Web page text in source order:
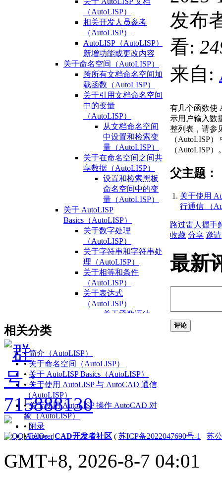
（AutoLISP）
相关开发人员参考
（AutoLISP）
AutoLISP（AutoLISP）
新增功能或更改内容
关于命名空间（AutoLISP）
跨所有文档命名空间加
载函数（AutoLISP）
关于引用文档命名空间
中的变量
（AutoLISP）
从文档命名空间
中设置和检索变
量（AutoLISP）
关于在命名空间之间共
享数据（AutoLISP）
设置和检索黑板
命名空间中的变
量（AutoLISP）
关于 AutoLISP
Basics（AutoLISP）
关于数字处理
（AutoLISP）
关于字符串和字符串处
理（AutoLISP）
关于相等和条件
（AutoLISP）
关于表达式
（AutoLISP）
关于函数语法
（AutoLISP）
关于
Reals（AutoLISP）
（AutoLISP）
关于选择集
关于 VLA 对象
（AutoLISP/ActiveX）
相关分类
•简介（AutoLISP）
•关于命名空间（AutoLISP）
• 关于 AutoLISP Basics（AutoLISP）
• 关于使用 AutoLISP 与 AutoCAD 通信
（AutoLISP）
•关于使用 AutoLISP 操作 AutoCAD 对
象（AutoLISP）
• 附录
•FAQs
发布
看:
来自:
有几个函数使
示用户输入数
整列表，请参
（AutoLISP
（AutoLISP）
父主题：
关于使用
行通信 （
路过雷人 握手
收藏 分享 邀请
最新
评论
|Archiver|CAD开发者社区 ( 苏ICP备2022047690号-1 苏
GMT+8, 2026-8-7 04:01